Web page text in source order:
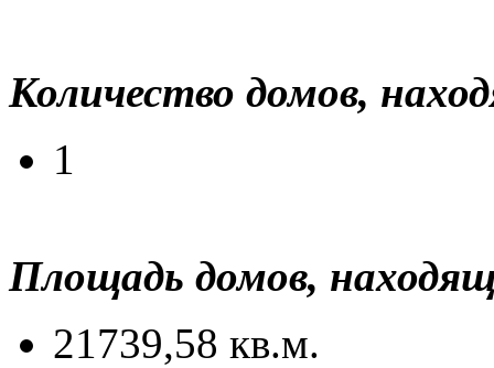
Количество домов,
1
Площадь домов,
21739,58 кв.м.